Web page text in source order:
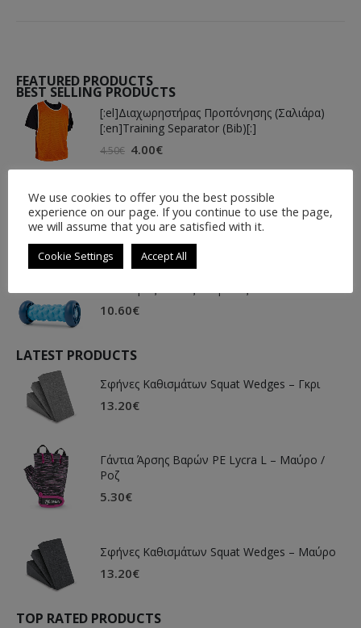
FEATURED PRODUCTS
BEST SELLING PRODUCTS
[:el]Διαχωρηστήρας Προπόνησης (Σαλιάρα)
[:en]Training Separator (Bib)[:]
4.50€ 4.00€
[:el]Μπάλα Basket Spalding KOBE BRYANT
DOGBONE[:en]Basket Ball Spalding KOBE
BRYANT DOGBONE[:]
27.50€ 24.00 €
10.60€
LATEST PRODUCTS
Σφήνες Καθισμάτων Squat Wedges – Γκρι
13.20€
Γάντια Άρσης Βαρών PE Lycra L – Μαύρο /
Ροζ
5.30€
Σφήνες Καθισμάτων Squat Wedges – Μαύρο
13.20€
TOP RATED PRODUCTS
We use cookies to offer you the best possible
experience on our page. If you continue to use the page,
we will assume that you are satisfied with it.
Cookie Settings Accept All